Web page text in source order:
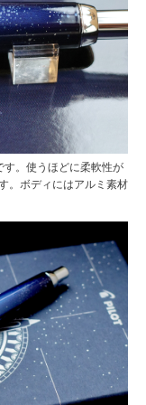
す。使うほどに柔軟性が
。ボディにはアルミ素材